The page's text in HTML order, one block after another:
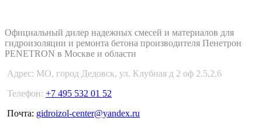
Официальный дилер надежных смесей и материалов для
гидроизоляции и ремонта бетона производителя Пенетрон
PENETRON в Москве и области
Адрес: МО, город Дедовск, ул. Клубная д 2 оф 2.5,2.6
Телефон: +7 495 532 01 52
Почта: gidroizol-center@yandex.ru